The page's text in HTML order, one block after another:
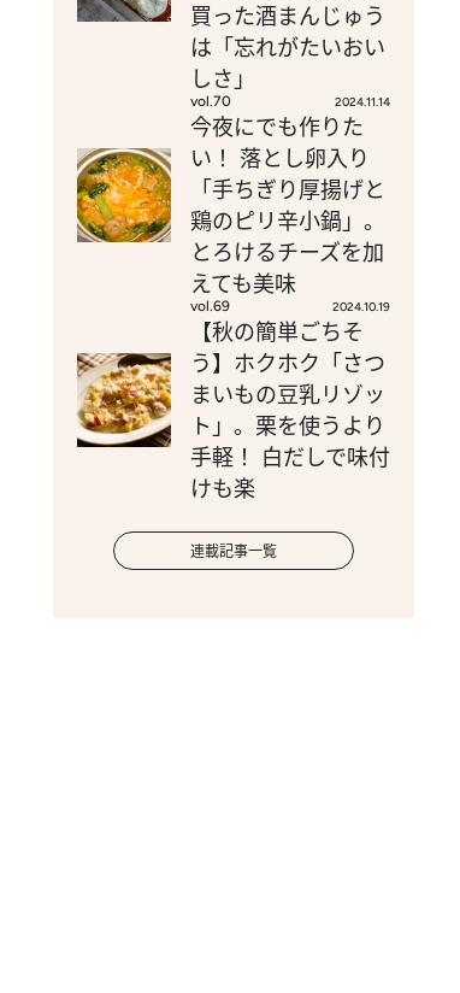
買った酒まんじゅう
は「忘れがたいおい
しさ」
vol.70 2024.11.14
今夜にでも作りた
い！ 落とし卵入り
「手ちぎり厚揚げと
鶏のピリ辛小鍋」。
とろけるチーズを加
えても美味
vol.69 2024.10.19
【秋の簡単ごちそ
う】ホクホク「さつ
まいもの豆乳リゾッ
ト」。栗を使うより
手軽！ 白だしで味付
けも楽
連載記事一覧